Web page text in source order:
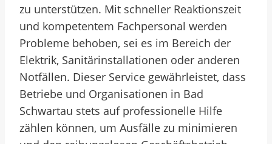
zu unterstützen. Mit schneller Reaktionszeit
und kompetentem Fachpersonal werden
Probleme behoben, sei es im Bereich der
Elektrik, Sanitärinstallationen oder anderen
Notfällen. Dieser Service gewährleistet, dass
Betriebe und Organisationen in Bad
Schwartau stets auf professionelle Hilfe
zählen können, um Ausfälle zu minimieren